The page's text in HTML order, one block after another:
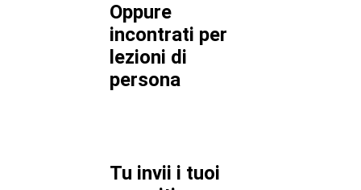
Oppure
incontrati per
lezioni di
persona
Tu invii i tuoi